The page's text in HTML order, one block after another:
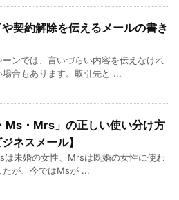
契約解除を伝えるメールの書き
ーンでは、言いづらい内容を伝えなけれ
場合もあります。取引先と ...
Ms・Mrs」の正しい使い分け方
ジネスメール】
は未婚の女性、Mrsは既婚の女性に使わ
たが、今ではMsが ...